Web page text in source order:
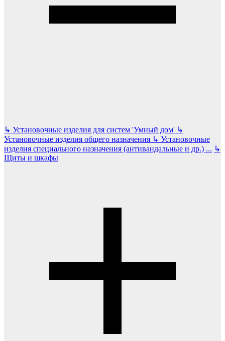
↳ Установочные изделия для систем 'Умный дом' ↳
Установочные изделия общего назначения ↳ Установочные
изделия специального назначения (антивандальные и др.) ... ↳
Щиты и шкафы